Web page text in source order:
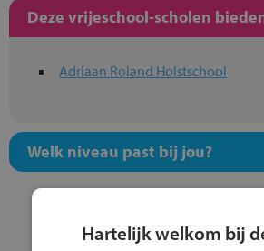
Deze vrijeschool-scholen
Adriaan Roland Holstschool
Welk niveau past bij jou?
Hartelijk welkom bij